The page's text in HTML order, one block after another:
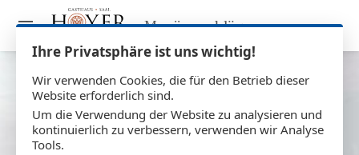
Menüvorschläge
Ihre Privatsphäre ist uns wichtig!
Wir verwenden Cookies, die für den Betrieb dieser
Website erforderlich sind.
Um die Verwendung der Website zu analysieren und
kontinuierlich zu verbessern, verwenden wir Analyse
Tools.